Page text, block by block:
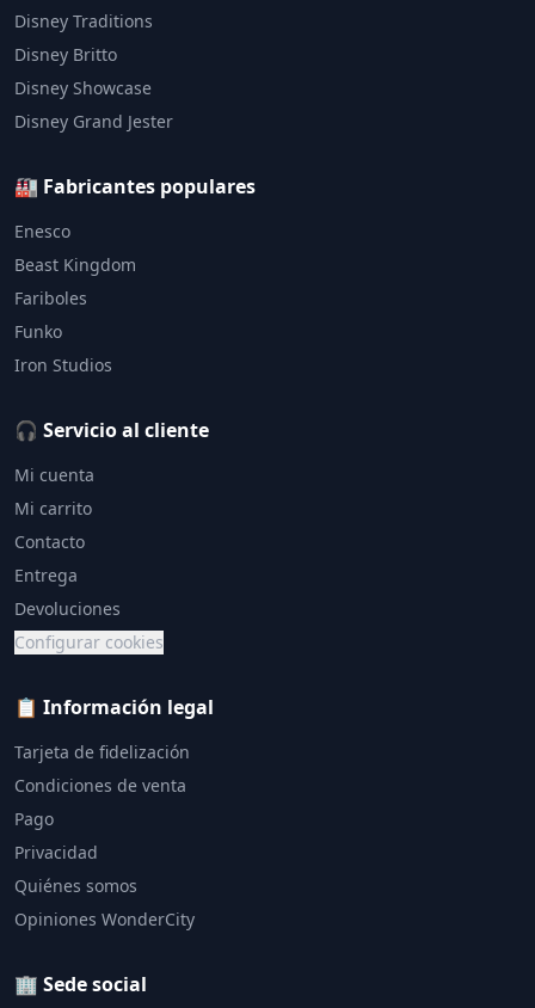
Disney Traditions
Disney Britto
Disney Showcase
Disney Grand Jester
🏭 Fabricantes populares
Enesco
Beast Kingdom
Fariboles
Funko
Iron Studios
🎧 Servicio al cliente
Mi cuenta
Mi carrito
Contacto
Entrega
Devoluciones
Configurar cookies
📋 Información legal
Tarjeta de fidelización
Condiciones de venta
Pago
Privacidad
Quiénes somos
Opiniones WonderCity
🏢 Sede social